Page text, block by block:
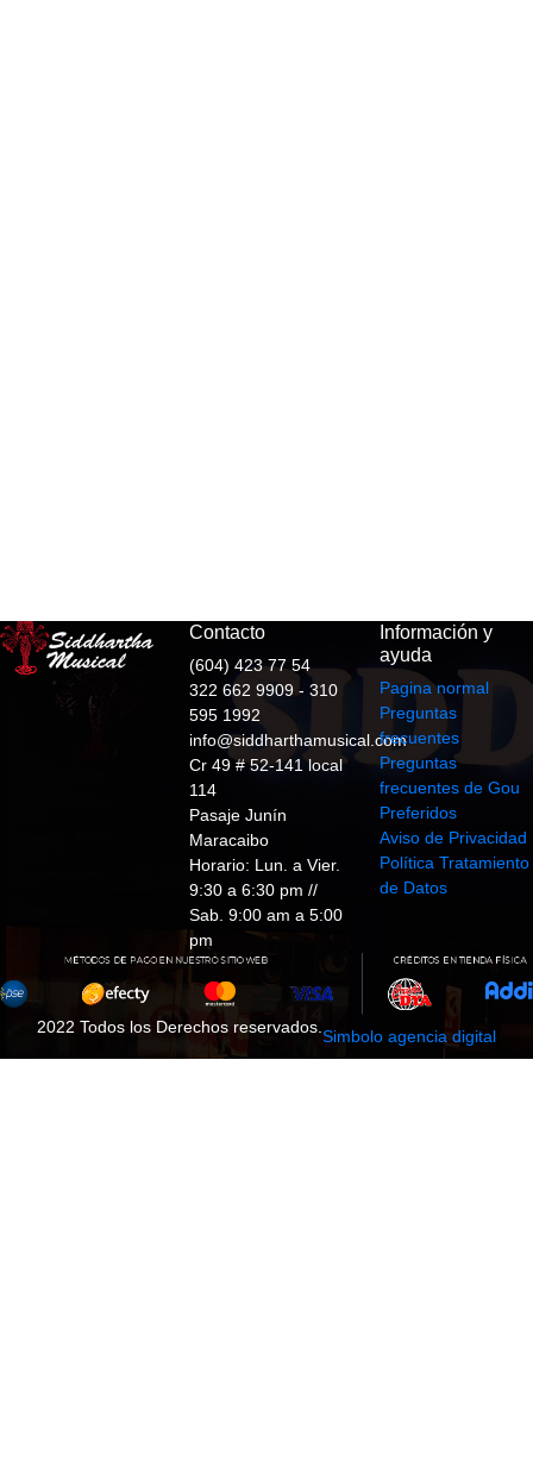
Contacto
(604) 423 77 54
322 662 9909 - 310
595 1992
info@siddharthamusical.com
Cr 49 # 52-141 local
114
Pasaje Junín
Maracaibo
Horario: Lun. a Vier.
9:30 a 6:30 pm //
Sab. 9:00 am a 5:00
pm
Información y
ayuda
Pagina normal
Preguntas
frecuentes
Preguntas
frecuentes de Gou
Preferidos
Aviso de Privacidad
Política Tratamiento
de Datos
2022 Todos los Derechos reservados. Simbolo agencia digital